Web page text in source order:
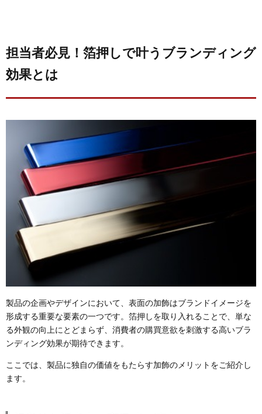
担当者必見！箔押しで叶うブランディング
効果とは
製品の企画やデザインにおいて、表面の加飾はブランドイメージを
形成する重要な要素の一つです。箔押しを取り入れることで、単な
る外観の向上にとどまらず、消費者の購買意欲を刺激する高いブラ
ンディング効果が期待できます。
ここでは、製品に独自の価値をもたらす加飾のメリットをご紹介し
ます。